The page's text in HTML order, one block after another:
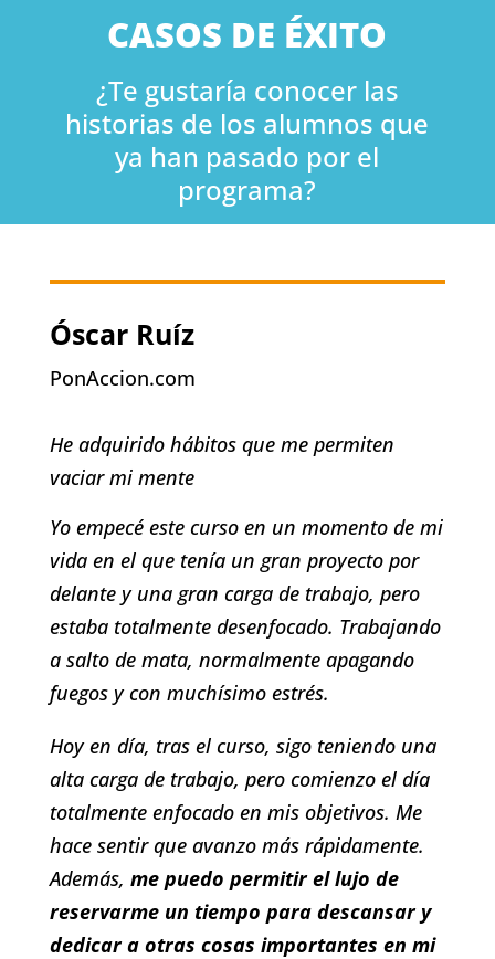
CASOS DE ÉXITO
¿Te gustaría conocer las
historias de los alumnos que
ya han pasado por el
programa?
Óscar Ruíz
PonAccion.com
He adquirido hábitos que me permiten
vaciar mi mente
Yo empecé este curso en un momento de mi
vida en el que tenía un gran proyecto por
delante y una gran carga de trabajo, pero
estaba totalmente desenfocado. Trabajando
a salto de mata, normalmente apagando
fuegos y con muchísimo estrés.
Hoy en día, tras el curso, sigo teniendo una
alta carga de trabajo, pero comienzo el día
totalmente enfocado en mis objetivos. Me
hace sentir que avanzo más rápidamente.
Además, me puedo permitir el lujo de
reservarme un tiempo para descansar y
dedicar a otras cosas importantes en mi